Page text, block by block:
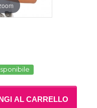
AL CARRELLO